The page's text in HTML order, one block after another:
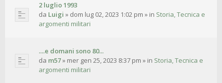
2 luglio 1993
da Luigi » dom lug 02, 2023 1:02 pm » in Storia, Tecnica e
argomenti militari
....e domani sono 80...
da m57» mer gen 25, 2023 8:37 pm » in Storia, Tecnica e
argomenti militari